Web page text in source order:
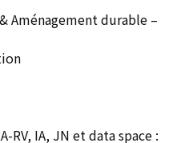
Aménagement durable –
RV, IA, JN et data space :